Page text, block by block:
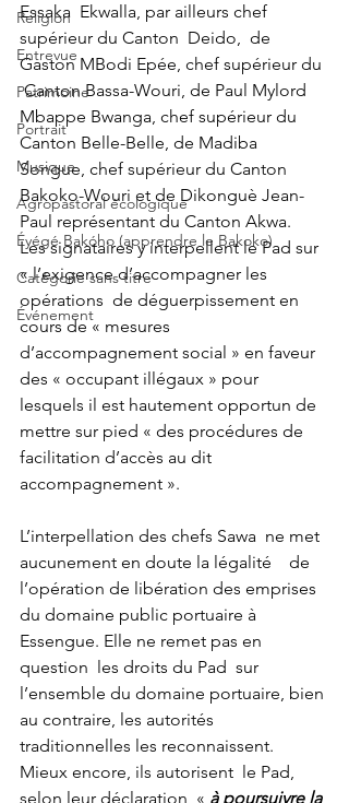
Religion
Entrevue
Patrimoine
Portrait
Musique
Agropastoral écologique
Éyégé Bakóho (apprendre le Bakoko)
Catégorie sans titre
Événement
Essaka  Ekwalla, par ailleurs chef
supérieur du Canton  Deido,  de
Gaston MBodi Epée, chef supérieur du
Canton Bassa-Wouri, de Paul Mylord
Mbappe Bwanga, chef supérieur du
Canton Belle-Belle, de Madiba
Songue, chef supérieur du Canton
Bakoko-Wouri et de Dikonguè Jean-
Paul représentant du Canton Akwa.
Les signataires y interpellent le Pad sur
« l’exigence d’accompagner les
opérations  de déguerpissement en
cours de « mesures
d’accompagnement social » en faveur
des « occupant illégaux » pour
lesquels il est hautement opportun de
mettre sur pied « des procédures de
facilitation d’accès au dit
accompagnement ».
L’interpellation des chefs Sawa  ne met
aucunement en doute la légalité    de
l’opération de libération des emprises
du domaine public portuaire à
Essengue. Elle ne remet pas en
question  les droits du Pad  sur
l’ensemble du domaine portuaire, bien
au contraire, les autorités
traditionnelles les reconnaissent.
Mieux encore, ils autorisent  le Pad,
selon leur déclaration, « à poursuivre la